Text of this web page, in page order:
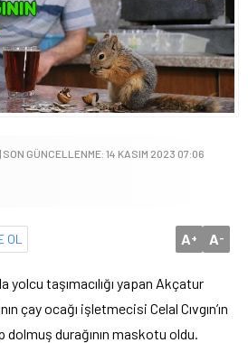
GÜNCELLENME: 14 KASIM 2023 07:06
OL A+ A-
yolcu taşımacılığı yapan Akçatur
çay ocağı işletmecisi Celal Cıvgın’ın
durağının maskotu oldu.